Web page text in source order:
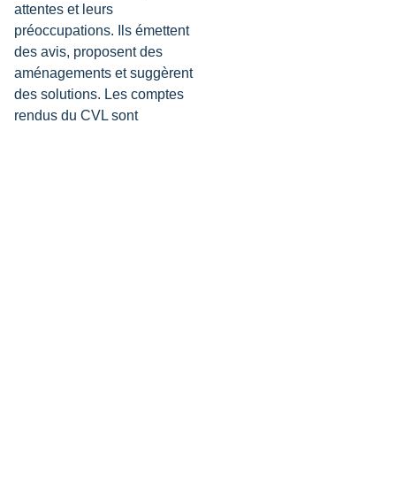
attentes et leurs
préoccupations. Ils émettent
des avis, proposent des
aménagements et suggèrent
des solutions. Les comptes
rendus du CVL sont